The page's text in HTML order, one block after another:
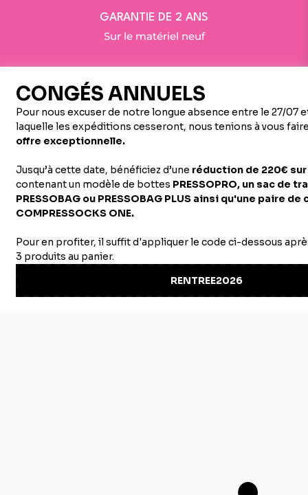
GARANTIE DE 2 ANS
Sur le matériel neuf
Avis des clients
Écrire un commentaire
pas encore de commentaires